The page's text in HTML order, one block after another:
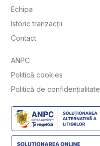
Echipa
Istoric tranzacții
Contact
ANPC
Politică cookies
Politică de confidențialitate